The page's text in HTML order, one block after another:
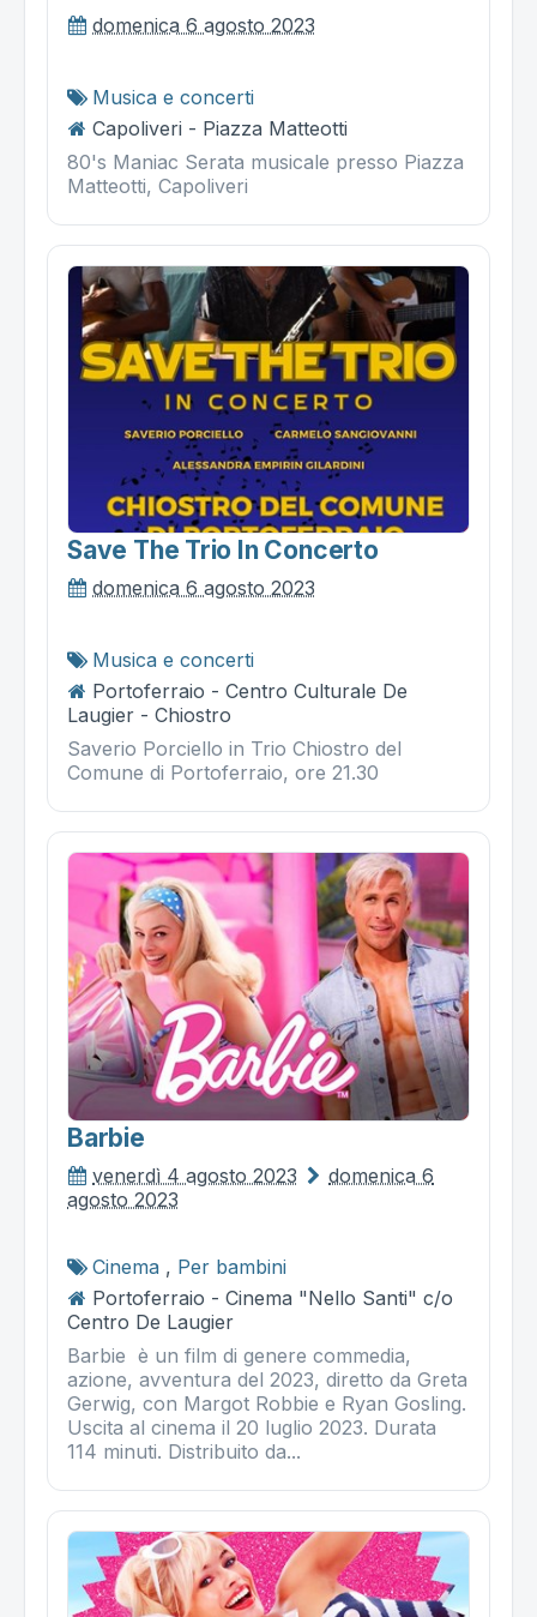
domenica 6 agosto 2023
Musica e concerti
Capoliveri - Piazza Matteotti
80's Maniac Serata musicale presso Piazza
Matteotti, Capoliveri
Save The Trio In Concerto
domenica 6 agosto 2023
Musica e concerti
Portoferraio - Centro Culturale De
Laugier - Chiostro
Saverio Porciello in Trio Chiostro del
Comune di Portoferraio, ore 21.30
Barbie
venerdì 4 agosto 2023
domenica 6
agosto 2023
Cinema , Per bambini
Portoferraio - Cinema "Nello Santi" c/o
Centro De Laugier
Barbie è un film di genere commedia,
azione, avventura del 2023, diretto da Greta
Gerwig, con Margot Robbie e Ryan Gosling.
Uscita al cinema il 20 luglio 2023. Durata
114 minuti. Distribuito da...